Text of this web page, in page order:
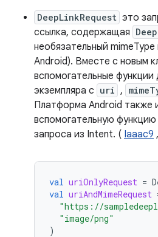
DeepLinkRequest это
ссылка, содержащая
необязательный
Android). Вместе с новым
вспомогательные функции
экземпляра с uri ,
Платформа Android также
вспомогательную
запроса из Intent. ( Iaaac9 ,
val uriOnlyRequest =
val uriAndMimeRequest
"https://
"image/png"
)